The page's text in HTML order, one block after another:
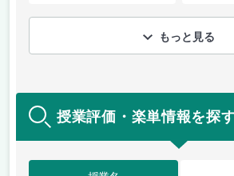
もっと見る
授業評価・楽単情報を探